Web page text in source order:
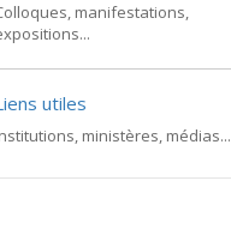
manifestations,
utiles
ministères, médias...